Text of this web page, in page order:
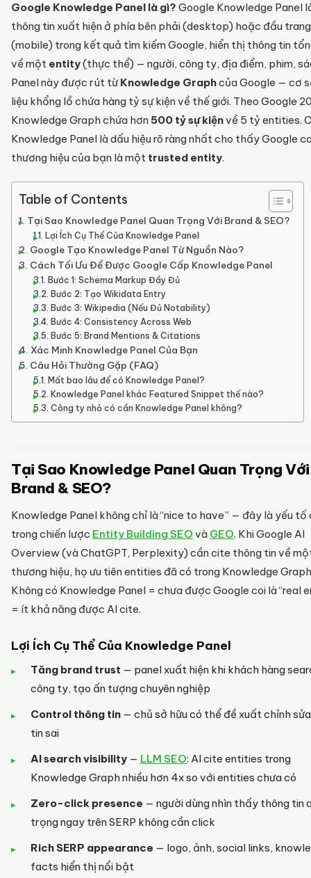
Google Knowledge Panel là gì? Google Knowledge Panel
thông tin xuất hiện ở phía bên phải (desktop) hoặc đầu trang
(mobile) trong kết quả tìm kiếm Google, hiển thị thông tin
về một entity(thực thể) — người, công ty, địa điểm, phim,
Panel này được rút từKnowledge Graphcủa Google — cơ
liệu khổng lồ chứa hàng tỷ sự kiện về thế giới. Theo Google
Knowledge Graph chứa hơn 500 tỷ sự kiệnvề 5 tỷ entities.
Knowledge Panel là dấu hiệu rõ ràng nhất cho thấy Google
thương hiệu của bạn là một trusted entity.
Table of Contents
Tại Sao Knowledge Panel Quan Trọng Với Brand & SEO?
Lợi Ích Cụ Thể Của Knowledge Panel
Google Tạo Knowledge Panel Từ Nguồn Nào?
Cách Tối Ưu Để Được Google Cấp Knowledge Panel
Bước 1: Schema Markup Đầy Đủ
Bước 2: Tạo Wikidata Entry
Bước 3: Wikipedia (Nếu Đủ Notability)
Bước 4: Consistency Across Web
Bước 5: Brand Mentions & Citations
Xác Minh Knowledge Panel Của Bạn
Câu Hỏi Thường Gặp (FAQ)
Mất bao lâu để có Knowledge Panel?
Knowledge Panel khác Featured Snippet thế nào?
Công ty nhỏ có cần Knowledge Panel không?
Tại Sao Knowledge Panel Quan Trọng Với
Brand & SEO?
Knowledge Panel không chỉ là “nice to have” — đây là yếu
trong chiến lược Entity Building SEO và GEO. Khi Google AI
Overview (và ChatGPT, Perplexity) cần cite thông tin về
thương hiệu, họ ưu tiên entities đã có trong Knowledge
Không có Knowledge Panel = chưa được Google coi là “real
= ít khả năng được AI cite.
Lợi Ích Cụ Thể Của Knowledge Panel
Tăng brand trust — panel xuất hiện khi khách hàng
công ty, tạo ấn tượng chuyên nghiệp
Control thông tin — chủ sở hữu có thể đề xuất chỉnh
tin sai
AI search visibility — LLM SEO: AI cite entities trong
Knowledge Graph nhiều hơn 4x so với entities chưa có
Zero-click presence — người dùng nhìn thấy thông tin
trọng ngay trên SERP không cần click
Rich SERP appearance — logo, ảnh, social links,
facts hiển thị nổi bật